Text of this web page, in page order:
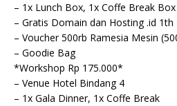
– 1x Lunch Box, 1x Coffe Break Box
– Gratis Domain dan Hosting .id 1th
– Voucher 500rb Ramesia Mesin
– Goodie Bag
*Workshop Rp 175.000*
– Venue Hotel Bindang 4
– 1x Gala Dinner, 1x Coffe Break